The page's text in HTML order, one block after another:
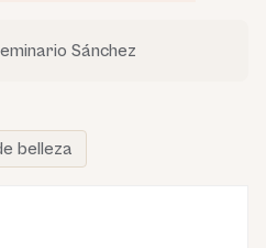
Sánchez
belleza